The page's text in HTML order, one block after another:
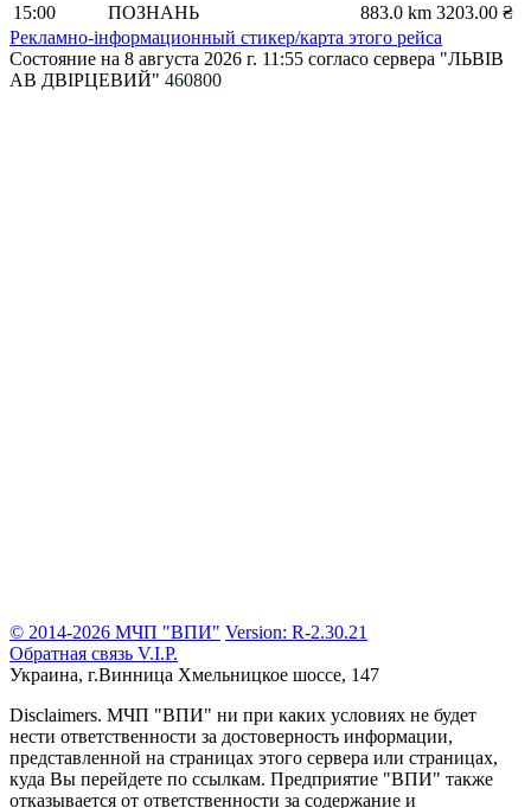
15:00
ПОЗНАНЬ 883.0 km 3203.00 ₴
Рекламно-інформационный стикер/карта этого рейса
Состояние на 8 августа 2026 г. 11:55 согласо сервера "ЛЬВІВ
АВ ДВІРЦЕВИЙ" 460800
© 2014-2026 МЧП "ВПИ" Version: R-2.30.21
Обратная связь V.I.P.
Украина, г.Винница Хмельницкое шоссе, 147
Disclaimers. МЧП "ВПИ" ни при каких условиях не будет
нести ответственности за достоверность информации,
представленной на страницах этого сервера или страницах,
куда Вы перейдете по ссылкам. Предприятие "ВПИ" также
отказывается от ответственности за содержание и